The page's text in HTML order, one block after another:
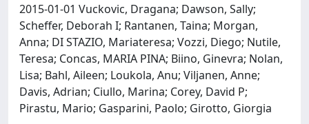
2015-01-01 Vuckovic, Dragana; Dawson, Sally;
Scheffer, Deborah I; Rantanen, Taina; Morgan,
Anna; DI STAZIO, Mariateresa; Vozzi, Diego; Nutile,
Teresa; Concas, MARIA PINA; Biino, Ginevra; Nolan,
Lisa; Bahl, Aileen; Loukola, Anu; Viljanen, Anne;
Davis, Adrian; Ciullo, Marina; Corey, David P;
Pirastu, Mario; Gasparini, Paolo; Girotto, Giorgia